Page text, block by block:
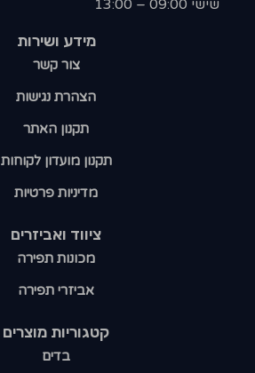
קטגוריות מוצרים​
בדים
ציווד ואביזרים
מכונות תפירה
אביזרי תפירה
מידע ושירות
צור קשר
הצהרת נגישות
תקנון האתר
תקנון מועדון לקוחות
מדיניות פרטיות
שישי 09:00 – 13:00